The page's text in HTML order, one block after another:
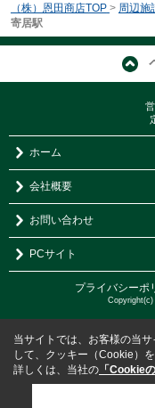
（株）恩田商店TOP > 周辺施
寄居駅
ホーム
会社概要
お問い合わせ
PCサイト
プライバシーポ
Copyright(c)
当サイトでは、お客様の当
して、クッキー（Cookie）を
詳しくは、当社の 「Cookie